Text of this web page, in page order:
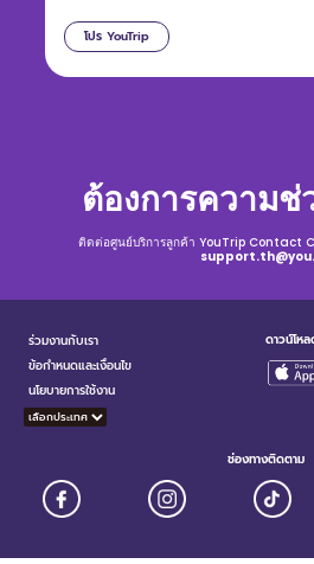
โปร YouTrip
ต้องการความช่
ติดต่อศูนย์บริการลูกค้า YouTrip Contact
ร่วมงานกับเรา
ข้อกำหนดและเงื่อนไข
นโยบายการใช้งาน
ดาวน์โห
ช่องทางติดตาม